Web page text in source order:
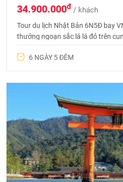
34.900.000đ / khách
Tour du lịch Nhật Bản 6N5Đ bay
thưởng ngoạn sắc lá lá đỏ trên
6 NGÀY 5 ĐÊM